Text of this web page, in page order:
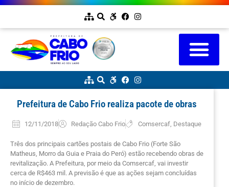
Prefeitura de Cabo Frio realiza pacote de obras
12/11/2018 Redação Cabo Frio Comsercaf, Destaque
Três dos principais cartões postais de Cabo Frio (Forte São
Matheus, Morro da Guia e Praia do Peró) estão recebendo obras de
revitalização. A Prefeitura, por meio da Comsercaf, vai investir
cerca de R$463 mil. A previsão é que as ações sejam concluídas
no início de dezembro.